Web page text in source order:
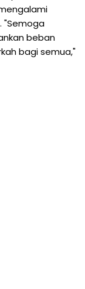
"Semoga
beban
bagi semua,"